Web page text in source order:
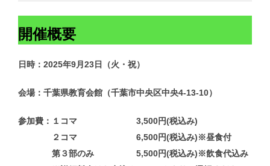
開催概要
日時：2025年9月23日（火・祝）
会場：千葉県教育会館（千葉市中央区中央4-13-10）
参加費：１コマ 3,500円(税込み)
２コマ 6,500円(税込み)※昼食付
第３部のみ 5,500円(税込み)※飲食代込み